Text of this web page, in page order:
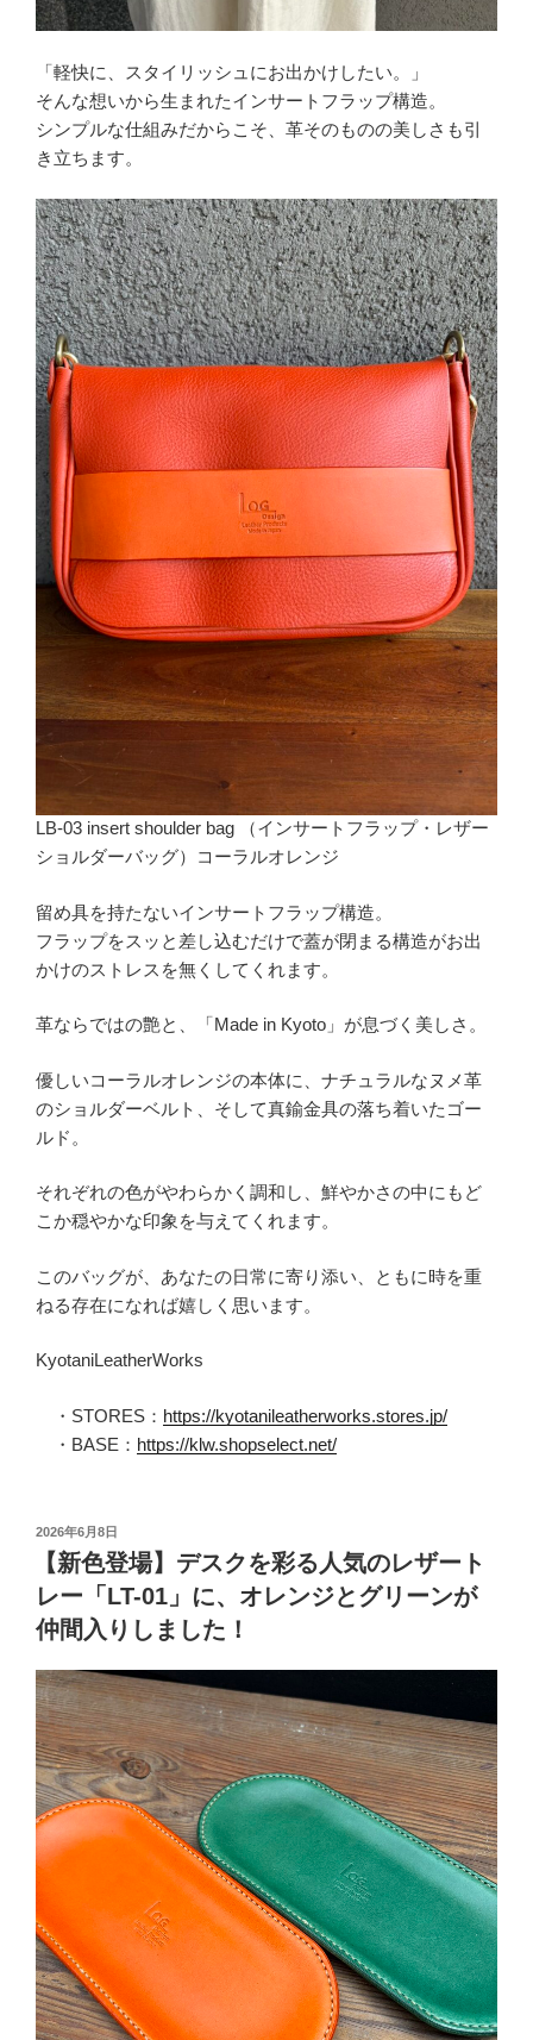
「軽快に、スタイリッシュにお出かけしたい。」
そんな想いから生まれたインサートフラップ構造。
シンプルな仕組みだからこそ、革そのものの美しさも引
き立ちます。
LB-03 insert shoulder bag （インサートフラップ・レザー
ショルダーバッグ）コーラルオレンジ
留め具を持たないインサートフラップ構造。
フラップをスッと差し込むだけで蓋が閉まる構造がお出
かけのストレスを無くしてくれます。
革ならではの艶と、「Made in Kyoto」が息づく美しさ。
優しいコーラルオレンジの本体に、ナチュラルなヌメ革
のショルダーベルト、そして真鍮金具の落ち着いたゴー
ルド。
それぞれの色がやわらかく調和し、鮮やかさの中にもど
こか穏やかな印象を与えてくれます。
このバッグが、あなたの日常に寄り添い、ともに時を重
ねる存在になれば嬉しく思います。
KyotaniLeatherWorks
・STORES： https://kyotanileatherworks.stores.jp/
・BASE： https://klw.shopselect.net/
投
日:
2026年6月8日
【新色登場】デスクを彩る人気のレザート
レー「LT-01」に、オレンジとグリーンが
仲間入りしました！